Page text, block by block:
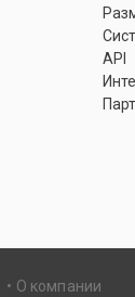
API
О компании